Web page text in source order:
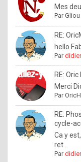
Mes
ParGliou
RE:
hello
Par
RE:
Merci
Par
RE:
cycle-
Ca y
ret...
Par